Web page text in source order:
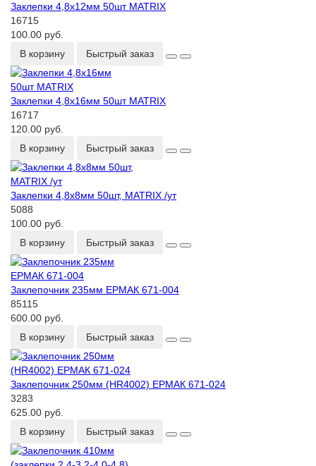
Заклепки 4,8х12мм 50шт MATRIX
16715
100.00 руб.
В корзину
Быстрый заказ
Заклепки 4,8х16мм 50шт MATRIX
16717
120.00 руб.
В корзину
Быстрый заказ
Заклепки 4,8х8мм 50шт, MATRIX /ут
5088
100.00 руб.
В корзину
Быстрый заказ
Заклепочник 235мм ЕРМАК 671-004
85115
600.00 руб.
В корзину
Быстрый заказ
Заклепочник 250мм (HR4002) ЕРМАК 671-024
3283
625.00 руб.
В корзину
Быстрый заказ